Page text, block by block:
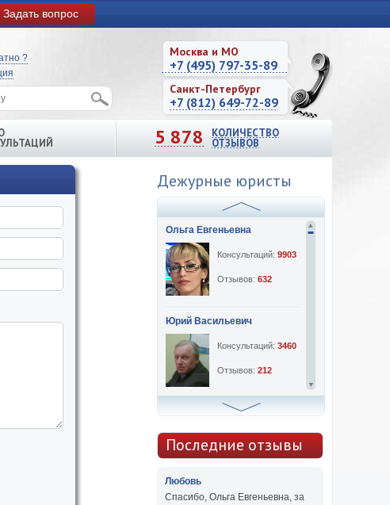
Задать вопрос
Москва и МО
+7 (495) 797-35-89
Санкт-Петербург
+7 (812) 649-72-89
?
5 878 КОЛИЧЕСТВО
ОТЗЫВОВ
Дежурные юристы
Ольга Евгеньевна
Консультаций: 9903
Отзывов: 632
Юрий Васильевич
Консультаций: 3460
Отзывов: 212
Алексей Сергеевич
Отзывов:47
Последние отзывы
Любовь
Спасибо, Ольга Евгеньевна, за